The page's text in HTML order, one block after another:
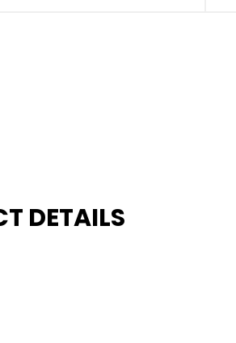
DETAILS